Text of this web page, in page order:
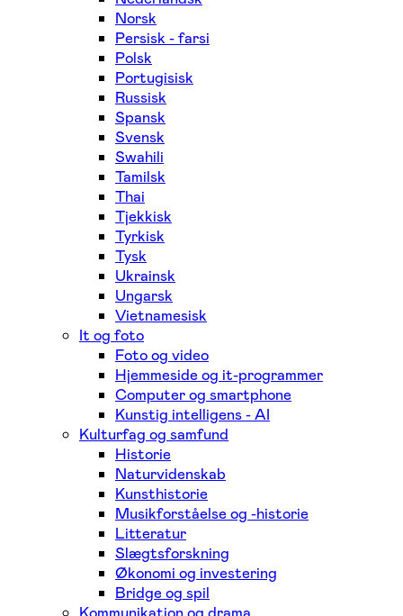
Norsk
Persisk - farsi
Polsk
Portugisisk
Russisk
Spansk
Svensk
Swahili
Tamilsk
Thai
Tjekkisk
Tyrkisk
Tysk
Ukrainsk
Ungarsk
Vietnamesisk
It og foto
Foto og video
Hjemmeside og it-programmer
Computer og smartphone
Kunstig intelligens - AI
Kulturfag og samfund
Historie
Naturvidenskab
Kunsthistorie
Musikforståelse og -historie
Litteratur
Slægtsforskning
Økonomi og investering
Bridge og spil